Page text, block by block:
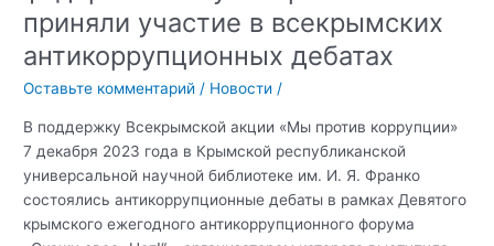
приняли участие в всекрымских
антикоррупционных дебатах
Оставьте комментарий / Новости /
В поддержку Всекрымской акции «Мы против коррупции»
7 декабря 2023 года в Крымской республиканской
универсальной научной библиотеке им. И. Я. Франко
состоялись антикоррупционные дебаты в рамках Девятого
крымского ежегодного антикоррупционного форума